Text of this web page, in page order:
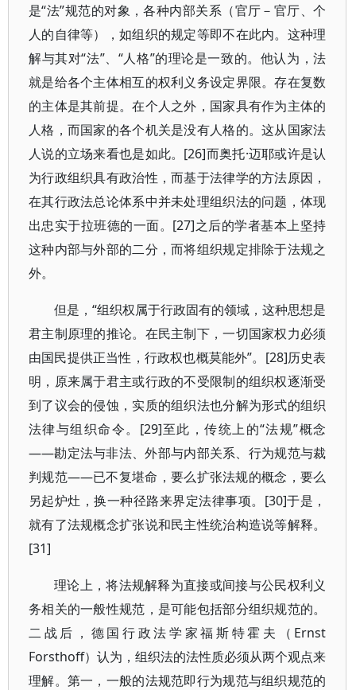
是“法”规范的对象，各种内部关系（官厅－官厅、个
人的自律等），如组织的规定等即不在此内。这种理
解与其对“法”、“人格”的理论是一致的。他认为，法
就是给各个主体相互的权利义务设定界限。存在复数
的主体是其前提。在个人之外，国家具有作为主体的
人格，而国家的各个机关是没有人格的。这从国家法
人说的立场来看也是如此。[26]而奥托·迈耶或许是认
为行政组织具有政治性，而基于法律学的方法原因，
在其行政法总论体系中并未处理组织法的问题，体现
出忠实于拉班德的一面。[27]之后的学者基本上坚持
这种内部与外部的二分，而将组织规定排除于法规之
外。
但是，“组织权属于行政固有的领域，这种思想是
君主制原理的推论。在民主制下，一切国家权力必须
由国民提供正当性，行政权也概莫能外”。[28]历史表
明，原来属于君主或行政的不受限制的组织权逐渐受
到了议会的侵蚀，实质的组织法也分解为形式的组织
法律与组织命令。[29]至此，传统上的“法规”概念
——勘定法与非法、外部与内部关系、行为规范与裁
判规范——已不复堪命，要么扩张法规的概念，要么
另起炉灶，换一种径路来界定法律事项。[30]于是，
就有了法规概念扩张说和民主性统治构造说等解释。
[31]
理论上，将法规解释为直接或间接与公民权利义
务相关的一般性规范，是可能包括部分组织规范的。
二战后，德国行政法学家福斯特霍夫（Ernst
Forsthoff）认为，组织法的法性质必须从两个观点来
理解。第一，一般的法规范即行为规范与组织规范的